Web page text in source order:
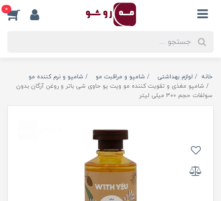
0
خانه لوازم بهداشتی شامپو و مراقبت مو
شامپو و نرم کننده مو
شامپو مغذی و تقویت کننده مو ویت یو حاوی شی باتر و روغن آرگان بدون
سولفات حجم 300 میلی لیتر